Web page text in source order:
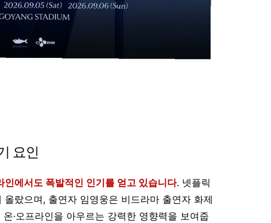
요인
에서도 폭발적인 인기를 얻고 있습니다. 넷플릭
랐으며, 출연자 임영웅은 비드라마 출연자 화제
·오프라인을 아우르는 강력한 영향력을 보여줍